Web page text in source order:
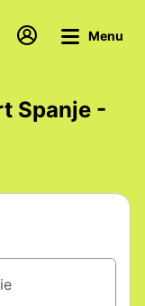
Menu
Spanje -